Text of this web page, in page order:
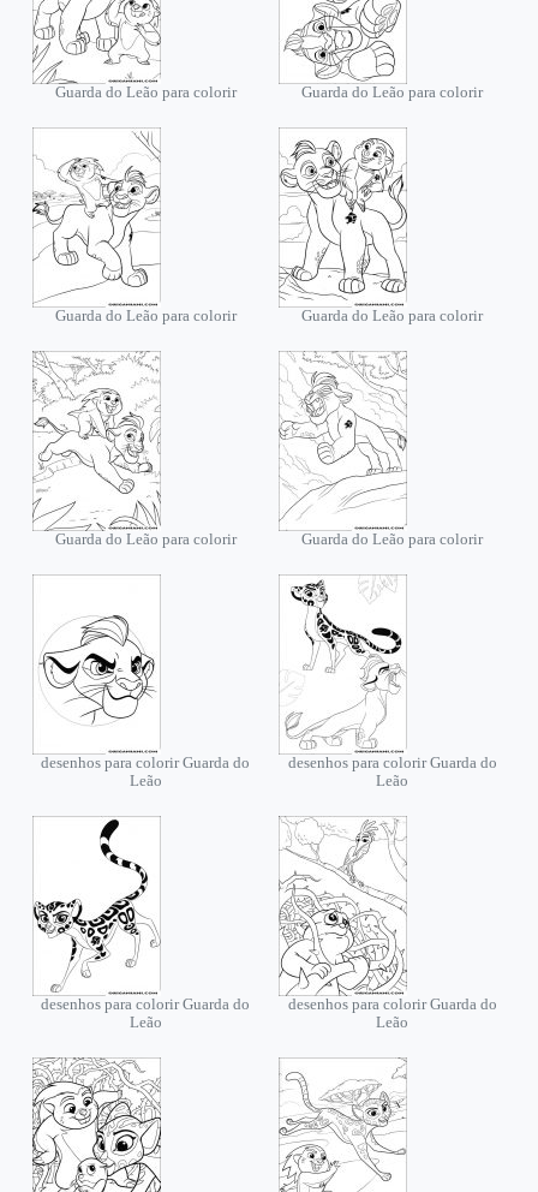
Guarda do Leão para colorir Guarda do Leão para colorir
Guarda do Leão para colorir Guarda do Leão para colorir
Guarda do Leão para colorir Guarda do Leão para colorir
desenhos para colorir Guarda do
Leão
desenhos para colorir Guarda do
Leão
desenhos para colorir Guarda do
Leão
desenhos para colorir Guarda do
Leão